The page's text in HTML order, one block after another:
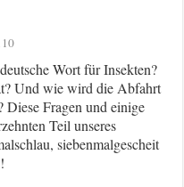
Wort für Insekten?
Und wie wird die Abfahrt
Diese Fragen und einige
Teil unseres
siebenmalgescheit